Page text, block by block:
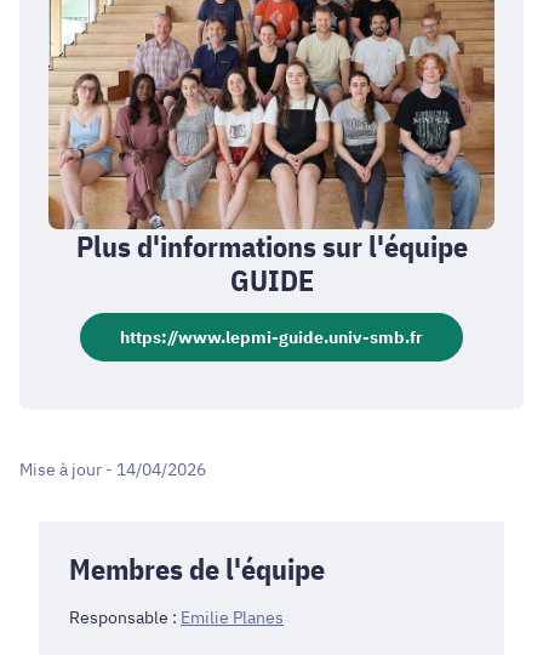
Plus d'informations sur l'équipe
GUIDE
https://www.lepmi-guide.univ-smb.fr
Mise à jour - 14/04/2026
Membres de l'équipe
Responsable : Emilie Planes